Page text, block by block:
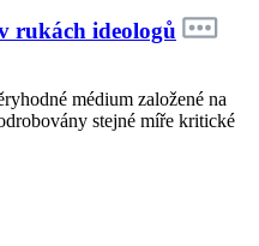
rukách ideologů
médium založené na
stejné míře kritické